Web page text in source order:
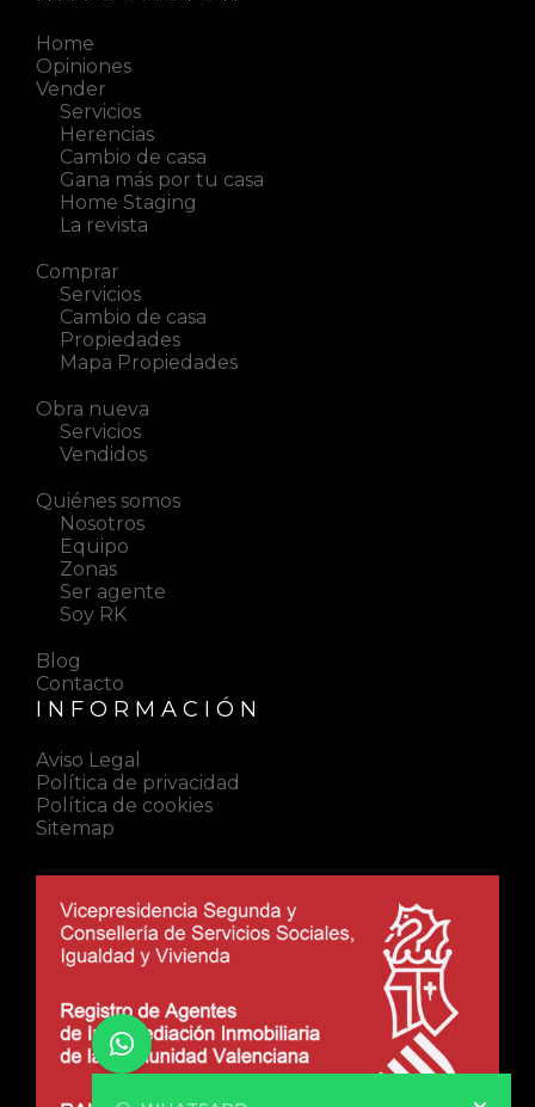
Home
Opiniones
Vender
Servicios
Herencias
Cambio de casa
Gana más por tu casa
Home Staging
La revista
Comprar
Servicios
Cambio de casa
Propiedades
Mapa Propiedades
Obra nueva
Servicios
Vendidos
Quiénes somos
Nosotros
Equipo
Zonas
Ser agente
Soy RK
Blog
Contacto
INFORMACIÓN
Aviso Legal
Política de privacidad
Política de cookies
Sitemap